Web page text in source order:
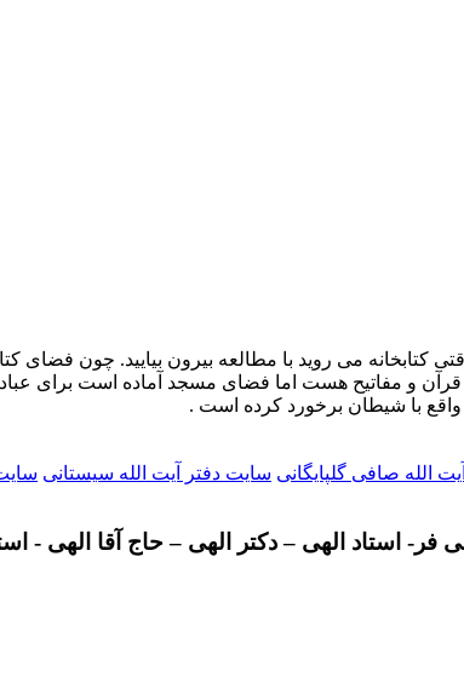
کتابخانه می روید با مطالعه بیرون بیایید. چون
و مفاتیح هست اما فضای مسجد آماده است برای
با شیطان برخورد کرده است .
الله صافی گلپایگانی سایت دفتر آیت الله سیستانی
استاد الهی – دکتر الهی – حاج آقا الهی -